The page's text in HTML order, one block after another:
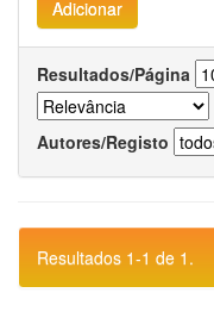
Resultados/Página
Autores/Registo
Resultados 1-1 de 1.